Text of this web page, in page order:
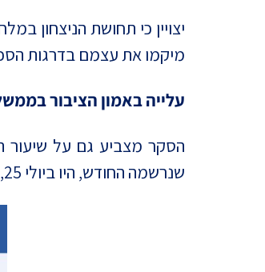
יצויין כי תחושת הניצחון
מיקמו את עצמם בדרגות הסכמה גבוהות לניצחון (4 או 5 מתוך 5),
עלייה באמון הציבור
הסקר מצביע גם על שיעור
שנרשמה החודש, היו ביולי 25, לאחר מבצע "עם כלביא", ובנובמבר 25 לאחר ההסכם שבמסגרתו הושבו כל החטופים.